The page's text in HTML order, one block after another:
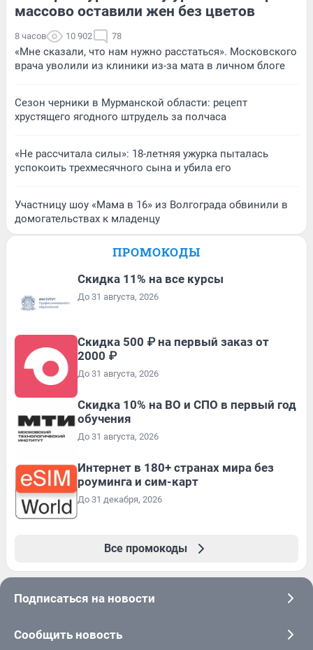
массово оставили жен без цветов
8 часов 10 902 78
«Мне сказали, что нам нужно расстаться». Московского
врача уволили из клиники из-за мата в личном блоге
Сезон черники в Мурманской области: рецепт
хрустящего ягодного штрудель за полчаса
«Не рассчитала силы»: 18-летняя ужурка пыталась
успокоить трехмесячного сына и убила его
Участницу шоу «Мама в 16» из Волгограда обвинили в
домогательствах к младенцу
ПРОМОКОДЫ
Скидка 11% на все курсы
До 31 августа, 2026
Скидка 500 ₽ на первый заказ от
2000 ₽
До 31 августа, 2026
Скидка 10% на ВО и СПО в первый год
обучения
До 31 августа, 2026
Интернет в 180+ странах мира без
роуминга и сим-карт
До 31 декабря, 2026
Все промокоды
Подписаться на новости
Сообщить новость